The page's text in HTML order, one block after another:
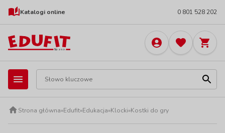
Katalogi online 0 801 528 202
Strona główna»Edufit»Edukacja»Klocki»Kostki do gry